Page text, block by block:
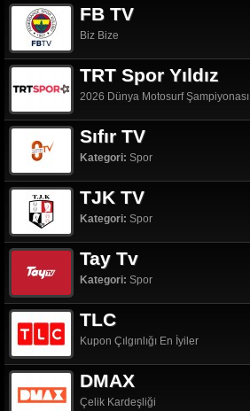
FB TV
Biz Bize
TRT Spor Yıldız
2026 Dünya Motosurf Şampiyonası
Sıfır TV
Kategori: Spor
TJK TV
Kategori: Spor
Tay Tv
Kategori: Spor
TLC
Kupon Çılgınlığı En İyiler
DMAX
Çelik Kardeşliği